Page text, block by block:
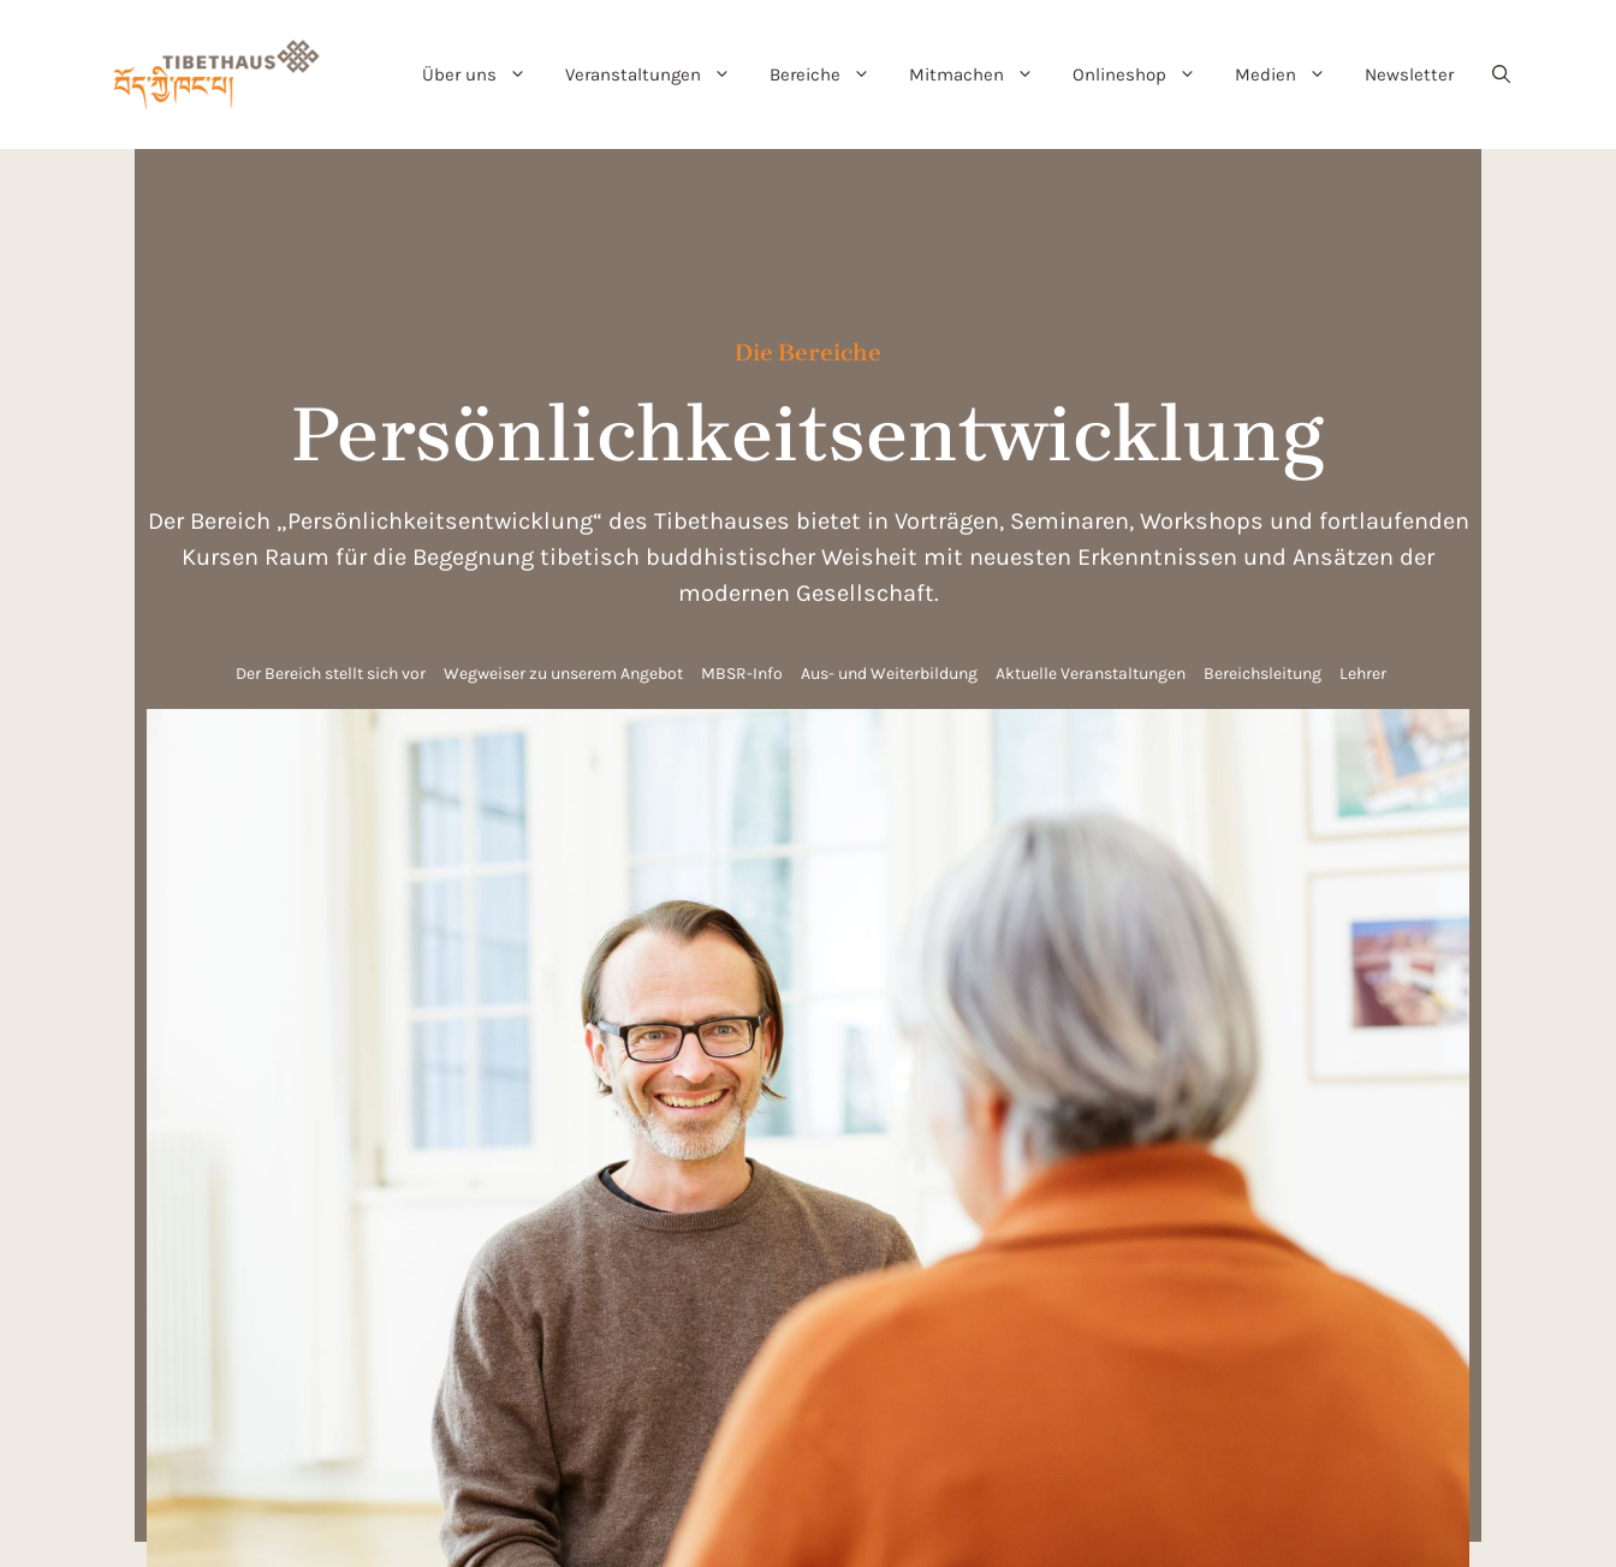
Über uns Veranstaltungen Bereiche Mitmachen Onlineshop Medien Newsletter
Die Bereiche
Persönlichkeitsentwicklung
Der Bereich „Persönlichkeitsentwicklung“ des Tibethauses bietet in Vorträgen, Seminaren, Workshops und fortlaufenden
Kursen Raum für die Begegnung tibetisch buddhistischer Weisheit mit neuesten Erkenntnissen und Ansätzen der
modernen Gesellschaft.
Der Bereich stellt sich vor Wegweiser zu unserem Angebot MBSR-Info Aus- und Weiterbildung Aktuelle Veranstaltungen Bereichsleitung Lehrer